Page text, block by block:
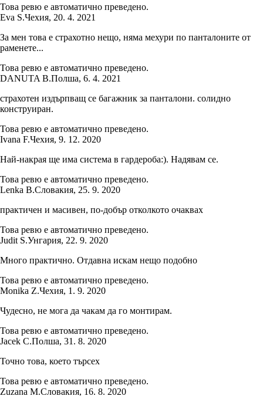
Това ревю е автоматично преведено.
Eva S.Чехия, 20. 4. 2021
За мен това е страхотно нещо, няма мехури по панталоните от
раменете...
Това ревю е автоматично преведено.
DANUTA B.Полша, 6. 4. 2021
страхотен издърпващ се багажник за панталони. солидно
конструиран.
Това ревю е автоматично преведено.
Ivana F.Чехия, 9. 12. 2020
Най-накрая ще има система в гардероба:). Надявам се.
Това ревю е автоматично преведено.
Lenka B.Словакия, 25. 9. 2020
практичен и масивен, по-добър отколкото очаквах
Това ревю е автоматично преведено.
Judit S.Унгария, 22. 9. 2020
Много практично. Отдавна искам нещо подобно
Това ревю е автоматично преведено.
Monika Z.Чехия, 1. 9. 2020
Чудесно, не мога да чакам да го монтирам.
Това ревю е автоматично преведено.
Jacek C.Полша, 31. 8. 2020
Точно това, което търсех
Това ревю е автоматично преведено.
Zuzana M.Словакия, 16. 8. 2020